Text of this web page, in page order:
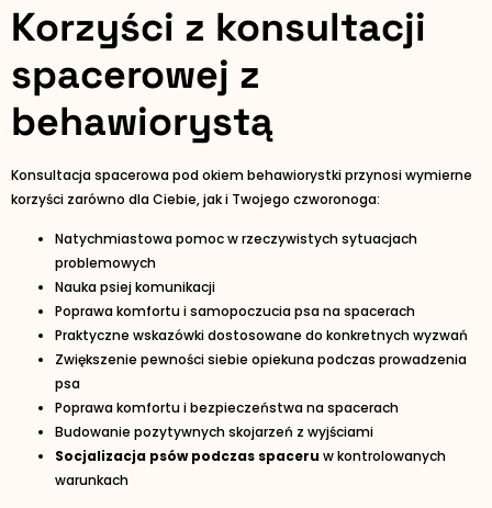
Korzyści z konsultacji
spacerowej z
behawiorystą
Konsultacja spacerowa pod okiem behawiorystki przynosi wymierne
korzyści zarówno dla Ciebie, jak i Twojego czworonoga:
Natychmiastowa pomoc w rzeczywistych sytuacjach
problemowych
Nauka psiej komunikacji
Poprawa komfortu i samopoczucia psa na spacerach
Praktyczne wskazówki dostosowane do konkretnych wyzwań
Zwiększenie pewności siebie opiekuna podczas prowadzenia
psa
Poprawa komfortu i bezpieczeństwa na spacerach
Budowanie pozytywnych skojarzeń z wyjściami
Socjalizacja psów podczas spaceru w kontrolowanych
warunkach